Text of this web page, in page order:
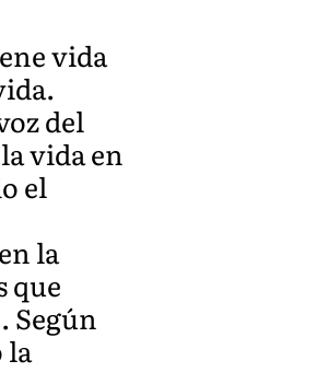
vida
del
vida en
el
la
que
Según
la